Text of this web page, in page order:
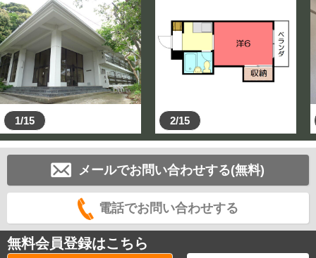
1/15 2/15
メールでお問い合わせする(無料)
電話でお問い合わせする
無料会員登録はこちら